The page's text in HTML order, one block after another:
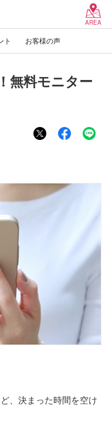
AREA
ト お客様の声
無料モニター
、決まった時間を空け